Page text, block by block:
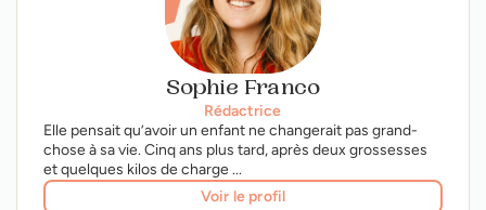
Sophie Franco
Rédactrice
Elle pensait qu’avoir un enfant ne changerait pas grand-
chose à sa vie. Cinq ans plus tard, après deux grossesses
et quelques kilos de charge ...
Voir le profil